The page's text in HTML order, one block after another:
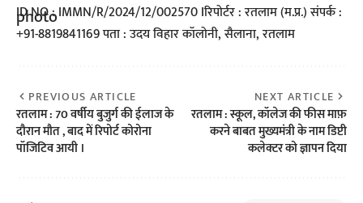
ID NO : IMMN/R/2024/12/002570 Iरिपोर्टर : रतलाम (म.प्र.) संपर्क :
+91-8819841169 पता : उदय विहार कॉलोनी, सैलाना, रतलाम
PREVIOUS ARTICLE
रतलाम : 70 वर्षीय बुजुर्ग की ईलाज के
दौरान मौत , बाद में रिपोर्ट कोरोना
पॉजिटिव आयी ।
NEXT ARTICLE
रतलाम : स्कूल, कॉलेज की फीस माफ़
करने बाबत मुख्यमंत्री के नाम डिप्टी
कलेक्टर को ज्ञापन दिया